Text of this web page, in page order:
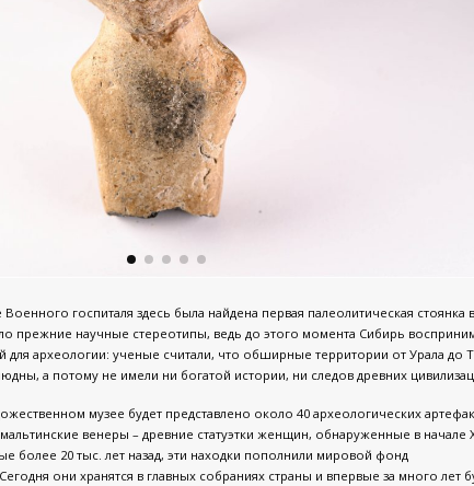
Военного госпиталя здесь была найдена первая палеолитическая стоянка в
прежние научные стереотипы, ведь до этого момента Сибирь
для археологии: ученые считали, что обширные территории от Урала до
а потому не имели ни богатой истории, ни следов древних
музее будет представлено около 40 археологических
венеры – древние статуэтки женщин, обнаруженные в начале
более 20 тыс. лет назад, эти находки пополнили мировой фонд
они хранятся в главных собраниях страны и впервые за много лет